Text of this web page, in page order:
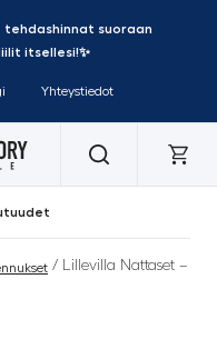
tehdashinnat suoraan
itsellesi!✨
Yhteystiedot
/ Lillevilla Nattaset –